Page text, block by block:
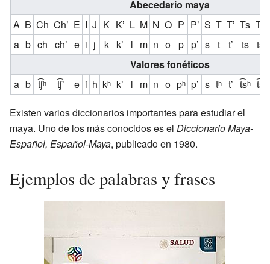
Abecedario maya
A B Ch Chʼ E I J K Kʼ L M N O P Pʼ S T Tʼ Ts Tsʼ
a b ch chʼ e i j k kʼ l m n o p pʼ s t tʼ ts tsʼ
Valores fonéticos
a b t͡ʃʰ t͡ʃʼ e i h kʰ kʼ l m n o pʰ pʼ s tʰ tʼ t͡sʰ t͡sʼ
Existen varios diccionarios importantes para estudiar el
maya. Uno de los más conocidos es el Diccionario Maya-
Español, Español-Maya, publicado en 1980.
Ejemplos de palabras y frases